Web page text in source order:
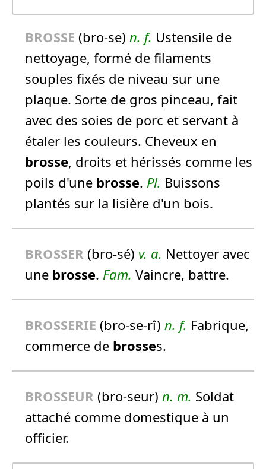
BROSSE (bro-se) n. f. Ustensile de
nettoyage, formé de filaments
souples fixés de niveau sur une
plaque. Sorte de gros pinceau, fait
avec des soies de porc et servant à
étaler les couleurs. Cheveux en
brosse, droits et hérissés comme les
poils d'une brosse. Pl. Buissons
plantés sur la lisière d'un bois.
BROSSER (bro-sé) v. a. Nettoyer avec
une brosse. Fam. Vaincre, battre.
BROSSERIE (bro-se-rî) n. f. Fabrique,
commerce de brosses.
BROSSEUR (bro-seur) n. m. Soldat
attaché comme domestique à un
officier.